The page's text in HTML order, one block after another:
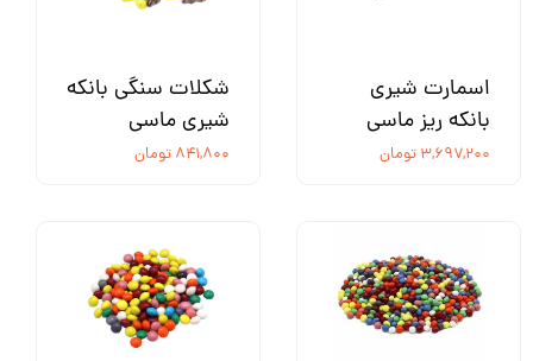
اسمارت شیری
بانکه ریز ماسی
۳,۶۹۷,۲۰۰ تومان
شکلات سنگی بانکه
شیری ماسی
۸۴۱,۸۰۰ تومان